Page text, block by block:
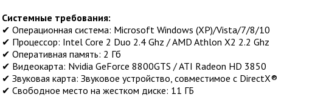
Системные требования:
✔ Операционная система: Microsoft Windows (XP)/Vista/7/8/10
✔ Процессор: Intel Core 2 Duo 2.4 Ghz / AMD Athlon X2 2.2 Ghz
✔ Оперативная память: 2 Гб
✔ Видеокарта: Nvidia GeForce 8800GTS / ATI Radeon HD 3850
✔ Звуковая карта: Звуковое устройство, совместимое с DirectX®
✔ Свободное место на жестком диске: 11 ГБ